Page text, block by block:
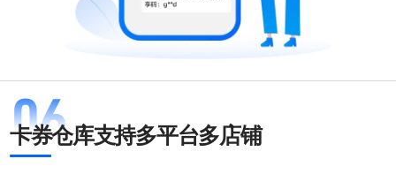
卡券仓库支持多平台多店铺